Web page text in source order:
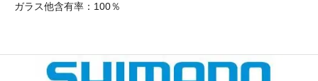
ガラス他含有率：100％